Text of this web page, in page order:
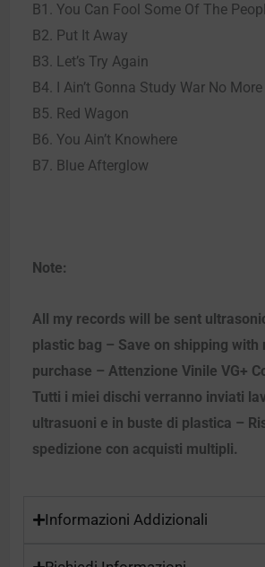
B1. You Can Fool Some Of The
B2. Put It Away
B3. Let’s Try Again
B4. I Ain’t Gonna Study War No More
B5. Red Wagon
B6. You Ain’t Knowhere
B7. Blue Afterglow
Note:
All my records will be sent
plastic bag – Save on shipping with
purchase – Attenzione Vinile VG+
Tutti i miei dischi verranno inviati
ultrasuoni e in buste di plastica –
spedizione con acquisti multipli.
Informazioni Addizionali